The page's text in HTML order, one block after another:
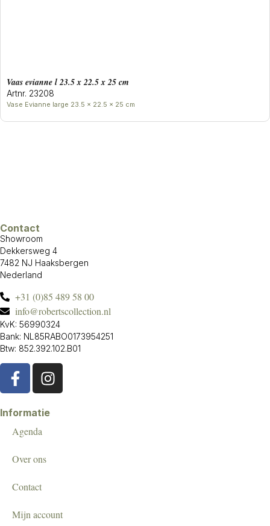
Vaas evianne l 23.5 x 22.5 x 25 cm
Artnr. 23208
Vase Evianne large 23.5 x 22.5 x 25 cm
Contact
Showroom
Dekkersweg 4
7482 NJ Haaksbergen
Nederland
+31 (0)85 489 58 00
info@robertscollection.nl
KvK: 56990324
Bank: NL85RABO0173954251
Btw: 852.392.102.B01
Informatie
Agenda
Over ons
Contact
Mijn account